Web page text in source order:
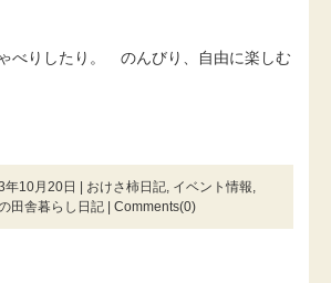
べりしたり。 のんびり、自由に楽しむ
10月20日 | おけさ柿日記, イベント情報,
田舎暮らし日記| Comments(0)